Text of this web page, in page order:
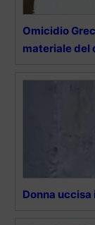
Omicidio
materiale del
Donna